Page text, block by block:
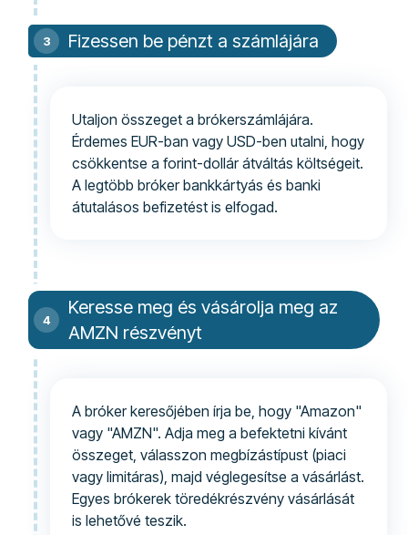
Fizessen be pénzt a számlájára
Utaljon összeget a brókerszámlájára.
Érdemes EUR-ban vagy USD-ben utalni, hogy
csökkentse a forint-dollár átváltás költségeit.
A legtöbb bróker bankkártyás és banki
átutalásos befizetést is elfogad.
Keresse meg és vásárolja meg az
AMZN részvényt
A bróker keresőjében írja be, hogy "Amazon"
vagy "AMZN". Adja meg a befektetni kívánt
összeget, válasszon megbízástípust (piaci
vagy limitáras), majd véglegesítse a vásárlást.
Egyes brókerek töredékrészvény vásárlását
is lehetővé teszik.